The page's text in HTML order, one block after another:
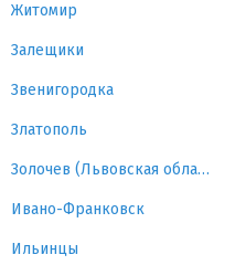
Житомир
Залещики
Звенигородка
Златополь
Золочев (Львовская область)
Ивано-Франковск
Ильинцы